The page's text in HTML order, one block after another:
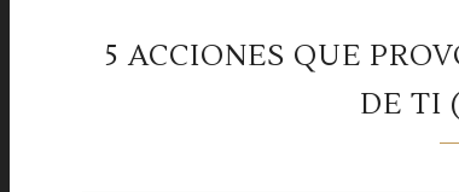
5 ACCIONES QUE
DE TI